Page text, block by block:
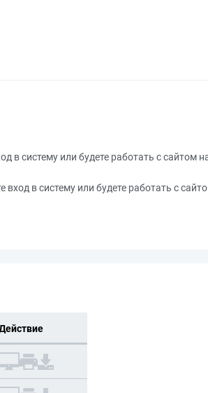
в систему или будете работать с сайтом
в систему или будете работать с